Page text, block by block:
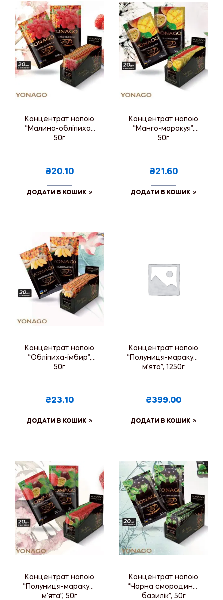
Концентрат напою
“Малина-обліпиха”,
50г
₴20.10
ДОДАТИ В КОШИК
Концентрат напою
“Манго-маракуя”,
50г
₴21.60
ДОДАТИ В КОШИК
Концентрат напою
“Обліпиха-імбир”,
50г
₴23.10
ДОДАТИ В КОШИК
Концентрат напою
“Полуниця-маракуя-
м’ята”, 1250г
₴399.00
ДОДАТИ В КОШИК
Концентрат напою
“Полуниця-маракуя-
м’ята”, 50г
Концентрат напою
“Чорна смородина-
базилік”, 50г